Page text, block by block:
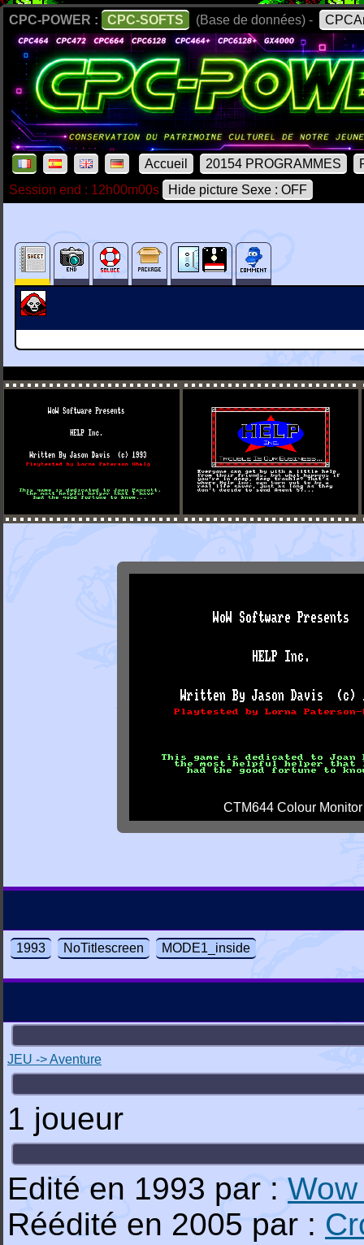
CPC-POWER : CPC-SOFTS (Base de données) -
Accueil 20154 PROGRAMMES
Session end : 12h00m00s
Hide picture Sexe : OFF
CTM644 Colour Monitor
1993 NoTitlescreen MODE1_inside
JEU -> Aventure
1 joueur
Edité en 1993 par :
Réédité en 2005 par :